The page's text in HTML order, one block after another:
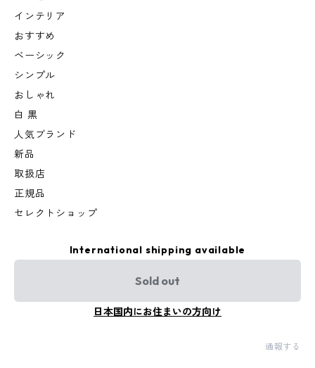
インテリア
おすすめ
ベーシック
シンプル
おしゃれ
白 黒
人気ブランド
新品
取扱店
正規品
セレクトショップ
International shipping available
Sold out
日本国内にお住まいの方向け
通報する